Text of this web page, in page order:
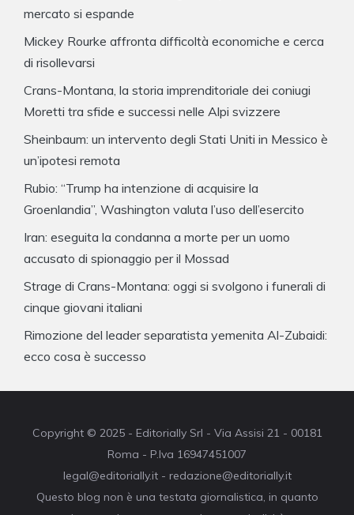
mercato si espande
Mickey Rourke affronta difficoltà economiche e cerca
di risollevarsi
Crans-Montana, la storia imprenditoriale dei coniugi
Moretti tra sfide e successi nelle Alpi svizzere
Sheinbaum: un intervento degli Stati Uniti in Messico è
un’ipotesi remota
Rubio: “Trump ha intenzione di acquisire la
Groenlandia”, Washington valuta l’uso dell’esercito
Iran: eseguita la condanna a morte per un uomo
accusato di spionaggio per il Mossad
Strage di Crans-Montana: oggi si svolgono i funerali di
cinque giovani italiani
Rimozione del leader separatista yemenita Al-Zubaidi:
ecco cosa è successo
Copyright © 2025 - Editorially Srl - Via Assisi 21 - 00181
Roma - P.Iva 16947451007
legal@editorially.it - redazione@editorially.it
Questo blog non è una testata giornalistica, in quanto